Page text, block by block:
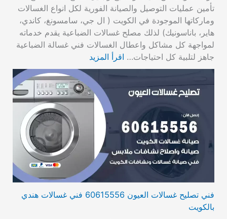
تأمين عمليات التوصيل والصيانة الفورية لكل انواع الغسالات
وماركاتها الموجودة في الكويت ( ال جي، سامسونغ، كاندي،
هاير، باناسونيك) لذلك مصلح غسالات الضباعية يقدم خدماته
لمواجهة كل مشاكل واعطال الغسالات فني غسالة الضباعية
جاهز لتلبية كل احتياجات… اقرأ المزيد
فني تصليح غسالات العيون 60615556 فني غسالات هندي
بالكويت